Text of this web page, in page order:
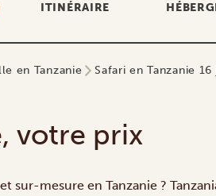
ITINÉRAIRE
en Tanzanie Safari en Tanzanie
votre prix
sur-mesure en Tanzanie ?